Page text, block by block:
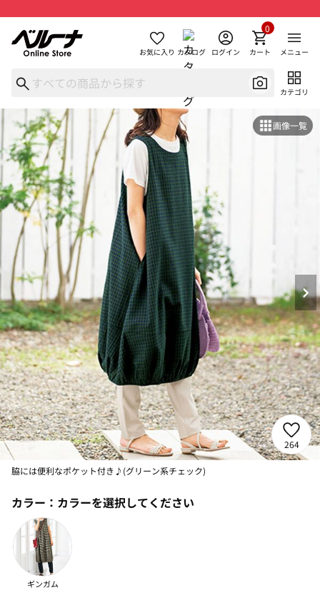
お気に入り カタログ ログイン カート
0
メニュー
カテゴリ
画像一覧
264
脇には便利なポケット付き♪(グリーン系チェック)
カラー： カラーを選択してください
ギンガム